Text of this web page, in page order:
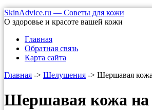
SkinAdvice.ru — Советы для кожи
О здоровье и красоте вашей кожи
Главная
Обратная связь
Карта сайта
Главная -> Шелушения -> Шершавая
Шершавая кожа на